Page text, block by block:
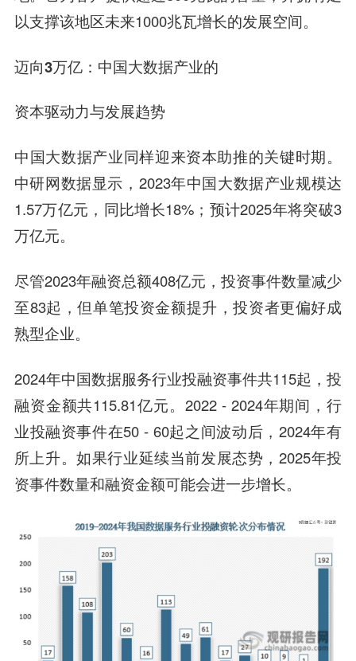
以支撑该地区未来1000兆瓦增长的发展空间。
迈向3万亿：中国大数据产业的
资本驱动力与发展趋势
中国大数据产业同样迎来资本助推的关键时期。
中研网数据显示，2023年中国大数据产业规模达
1.57万亿元，同比增长18%；预计2025年将突破3
万亿元。
尽管2023年融资总额408亿元，投资事件数量减少
至83起，但单笔投资金额提升，投资者更偏好成
熟型企业。
2024年中国数据服务行业投融资事件共115起，投
融资金额共115.81亿元。2022 - 2024年期间，行
业投融资事件在50 - 60起之间波动后，2024年有
所上升。如果行业延续当前发展态势，2025年投
资事件数量和融资金额可能会进一步增长。